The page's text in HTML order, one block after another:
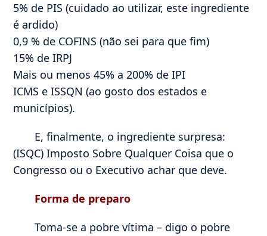
5% de PIS (cuidado ao utilizar, este ingrediente
é ardido)
0,9 % de COFINS (não sei para que fim)
15% de IRPJ
Mais ou menos 45% a 200% de IPI
ICMS e ISSQN (ao gosto dos estados e
municípios).
E, finalmente, o ingrediente surpresa:
(ISQC) Imposto Sobre Qualquer Coisa que o
Congresso ou o Executivo achar que deve.
Forma de preparo
Toma-se a pobre vítima – digo o pobre